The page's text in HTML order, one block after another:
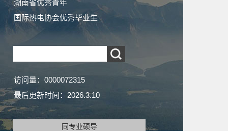
湖南省优秀青年
国际热电协会优秀毕业生
访问量： 0000072315
最后更新时间： 2026.3.10
同专业硕导